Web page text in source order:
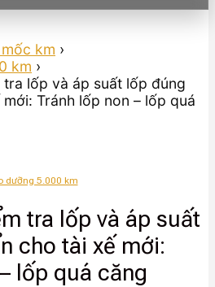
km ›
km ›
lốp và áp suất lốp đúng
Tránh lốp non – lốp quá
dưỡng 5.000 km
tra lốp và áp suất
cho tài xế mới:
lốp quá căng